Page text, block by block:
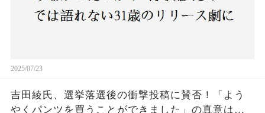
2025/07/23
吉田綾氏、選挙落選後の衝撃投稿に賛否！「よう
やくパンツを買うことができました」の真意は？